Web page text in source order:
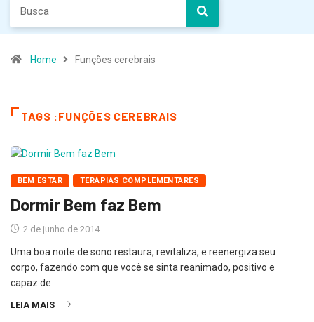
Home Funções cerebrais
TAGS :FUNÇÕES CEREBRAIS
BEM ESTAR TERAPIAS COMPLEMENTARES
Dormir Bem faz Bem
2 de junho de 2014
Uma boa noite de sono restaura, revitaliza, e reenergiza seu
corpo, fazendo com que você se sinta reanimado, positivo e
capaz de
LEIA MAIS